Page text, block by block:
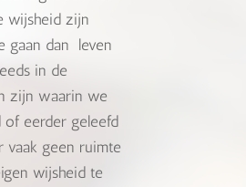
wijsheid zijn
gaan dan leven
in de
zijn waarin we
eerder geleefd
vaak geen ruimte
wijsheid te